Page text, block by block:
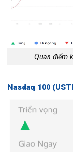
Quan điểm
Nasdaq 100